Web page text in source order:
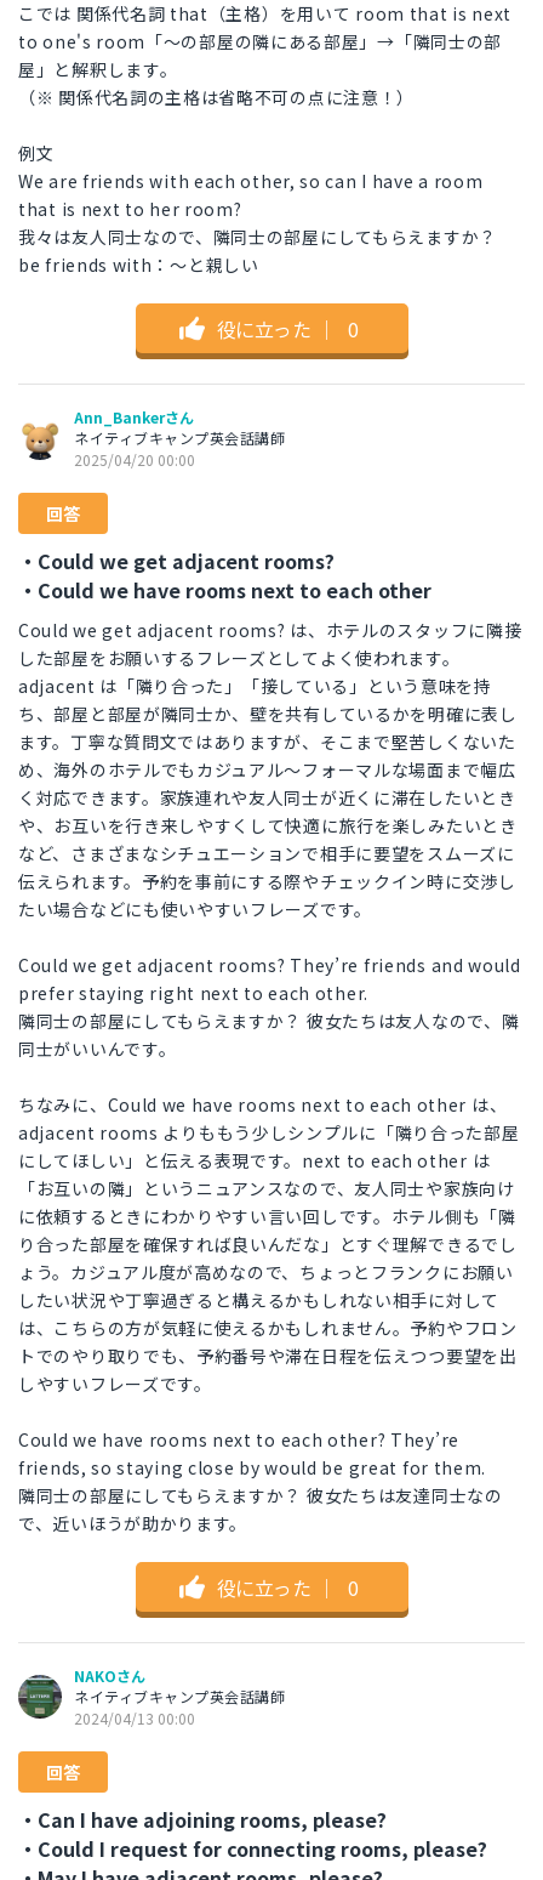
こでは 関係代名詞 that（主格）を用いて room that is next
to one's room「～の部屋の隣にある部屋」→「隣同士の部
屋」と解釈します。
（※ 関係代名詞の主格は省略不可の点に注意！）
例文
We are friends with each other, so can I have a room
that is next to her room?
我々は友人同士なので、隣同士の部屋にしてもらえますか？
be friends with：～と親しい
役に立った ｜ 0
Ann_Bankerさん
ネイティブキャンプ英会話講師
2025/04/20 00:00
回答
・Could we get adjacent rooms?
・Could we have rooms next to each other
Could we get adjacent rooms? は、ホテルのスタッフに隣接
した部屋をお願いするフレーズとしてよく使われます。
adjacent は「隣り合った」「接している」という意味を持
ち、部屋と部屋が隣同士か、壁を共有しているかを明確に表し
ます。丁寧な質問文ではありますが、そこまで堅苦しくないた
め、海外のホテルでもカジュアル～フォーマルな場面まで幅広
く対応できます。家族連れや友人同士が近くに滞在したいとき
や、お互いを行き来しやすくして快適に旅行を楽しみたいとき
など、さまざまなシチュエーションで相手に要望をスムーズに
伝えられます。予約を事前にする際やチェックイン時に交渉し
たい場合などにも使いやすいフレーズです。
Could we get adjacent rooms? They’re friends and would
prefer staying right next to each other.
隣同士の部屋にしてもらえますか？ 彼女たちは友人なので、隣
同士がいいんです。
ちなみに、Could we have rooms next to each other は、
adjacent rooms よりももう少しシンプルに「隣り合った部屋
にしてほしい」と伝える表現です。next to each other は
「お互いの隣」というニュアンスなので、友人同士や家族向け
に依頼するときにわかりやすい言い回しです。ホテル側も「隣
り合った部屋を確保すれば良いんだな」とすぐ理解できるでし
ょう。カジュアル度が高めなので、ちょっとフランクにお願い
したい状況や丁寧過ぎると構えるかもしれない相手に対して
は、こちらの方が気軽に使えるかもしれません。予約やフロン
トでのやり取りでも、予約番号や滞在日程を伝えつつ要望を出
しやすいフレーズです。
Could we have rooms next to each other? They’re
friends, so staying close by would be great for them.
隣同士の部屋にしてもらえますか？ 彼女たちは友達同士なの
で、近いほうが助かります。
役に立った ｜ 0
NAKOさん
ネイティブキャンプ英会話講師
2024/04/13 00:00
回答
・Can I have adjoining rooms, please?
・Could I request for connecting rooms, please?